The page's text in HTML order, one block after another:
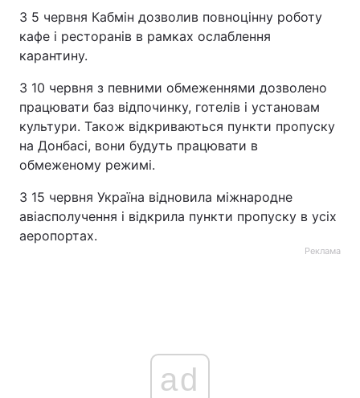
З 5 червня Кабмін дозволив повноцінну роботу
кафе і ресторанів в рамках ослаблення
карантину.
З 10 червня з певними обмеженнями дозволено
працювати баз відпочинку, готелів і установам
культури. Також відкриваються пункти пропуску
на Донбасі, вони будуть працювати в
обмеженому режимі.
З 15 червня Україна відновила міжнародне
авіасполучення і відкрила пункти пропуску в усіх
аеропортах.
Реклама
ad